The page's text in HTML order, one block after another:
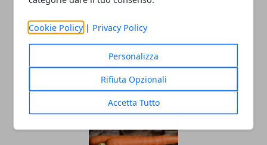
Cookie Policy | Privacy Policy
Personalizza
Rifiuta Opzionali
Accetta Tutto
Perché è importante utilizzare la
protezione solare tutti i giorni?